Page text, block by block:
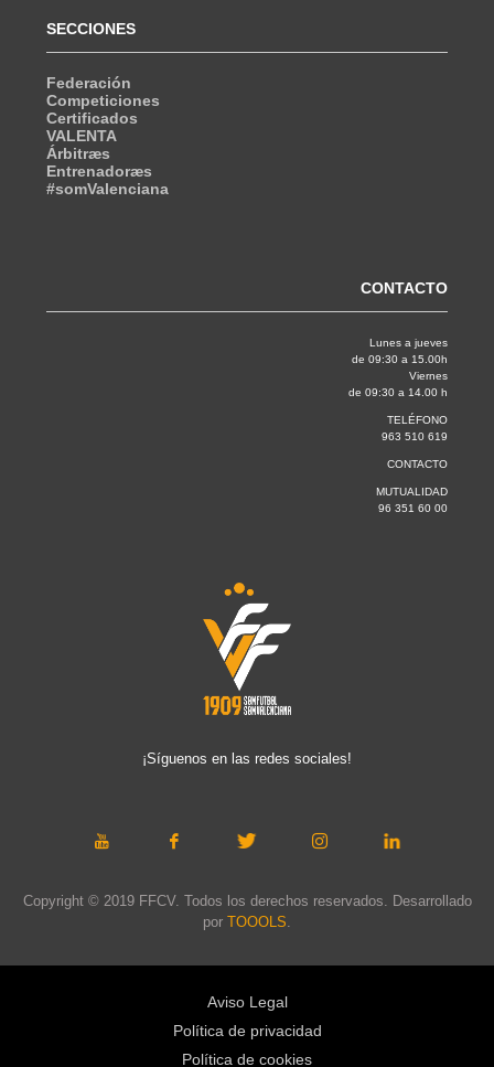
SECCIONES
Federación
Competiciones
Certificados
VALENTA
Árbitræs
Entrenadoræs
#somValenciana
CONTACTO
Lunes a jueves
de 09:30 a 15.00h
Viernes
de 09:30 a 14.00 h
TELÉFONO
963 510 619
CONTACTO
MUTUALIDAD
96 351 60 00
¡Síguenos en las redes sociales!
Copyright © 2019 FFCV. Todos los derechos reservados. Desarrollado
por TOOOLS.
Aviso Legal
Política de privacidad
Política de cookies